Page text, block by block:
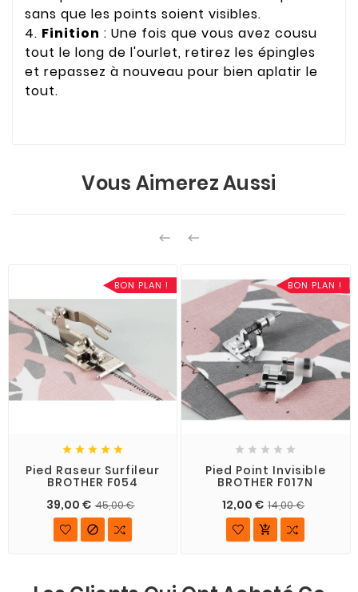
sans que les points soient visibles.
4. Finition : Une fois que vous avez cousu
tout le long de l'ourlet, retirez les épingles
et repassez à nouveau pour bien aplatir le
tout.
Vous Aimerez Aussi
 
BON PLAN !
    
Pied Raseur Surfileur
BROTHER F054
39,00 € 45,00 €

BON PLAN !
    
Pied Point Invisible
BROTHER F017N
12,00 € 14,00 €
